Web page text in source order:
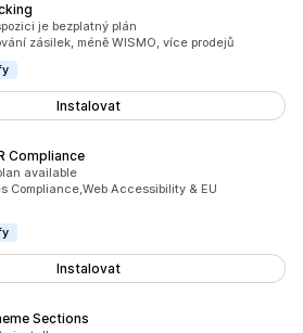
2858
je bezplatný plán
zásilek, méně WISMO, více prodejů
Instalovat
Compliance
1871
available
Compliance,Web Accessibility & EU
Instalovat
Sections